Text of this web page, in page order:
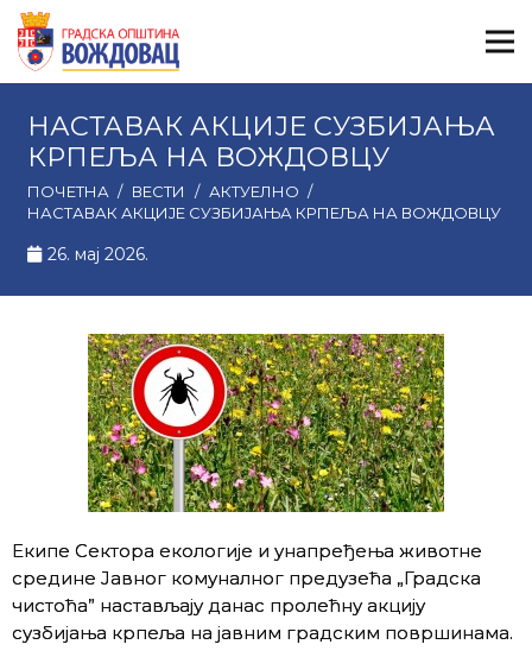
НАСТАВАК АКЦИЈЕ СУЗБИЈАЊА
КРПЕЉА НА ВОЖДОВЦУ
ПОЧЕТНА / ВЕСТИ / АКТУЕЛНО /
НАСТАВАК АКЦИЈЕ СУЗБИЈАЊА КРПЕЉА НА ВОЖДОВЦУ
26. мај 2026.
Екипе Сектора екологије и унапређења животне
средине Јавног комуналног предузећа „Градска
чистоћа” настављају данас пролећну акцију
сузбијања крпеља на јавним градским површинама.